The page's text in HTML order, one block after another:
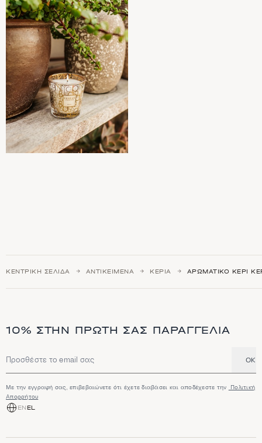
ΚΕΝΤΡΙΚΉ ΣΕΛΊΔΑ ΑΝΤΙΚΕΊΜΕΝΑ ΚΕΡΙΆ ΑΡΩΜΑΤΙΚΌ ΚΕΡΊ
10% ΣΤΗΝ ΠΡΏΤΗ ΣΑΣ ΠΑΡΑΓΓΕΛΊΑ
Διεύθυνση email OK
Με την εγγραφή σας, επιβεβαιώνετε ότι έχετε διαβάσει και αποδέχεστε την
Πολιτική
Απορρήτου
EN EL